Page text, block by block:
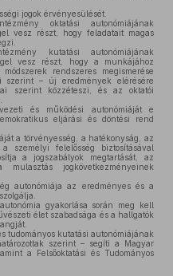
jogok érvényesülését.
oktatási autonómiájának
vesz részt, hogy feladatait magas
kutatási autonómiájának
vesz részt, hogy a munkájához
rendszeres megismerése
szerint – új eredmények elérésére
szerint közzéteszi, és az oktatói
és működési autonómiáját e
eljárási és döntési rend
a törvényesség, a hatékonyság, az
személyi felelősség biztosításával
a jogszabályok megtartását, az
jogkövetkezményeinek
autonómiája az eredményes és a
gyakorlása során meg kell
élet szabadsága és a hallgatók
tudományos kutatási autonómiájának
szerint – segíti a Magyar
a Felsőoktatási és Tudományos